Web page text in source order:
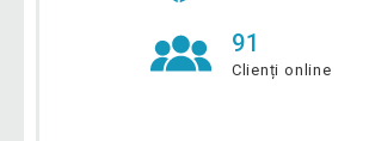
91
Clienți online